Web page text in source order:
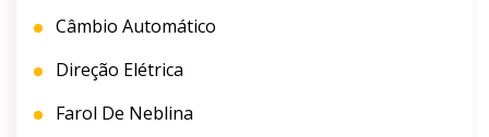
Câmbio Automático
Direção Elétrica
Farol De Neblina